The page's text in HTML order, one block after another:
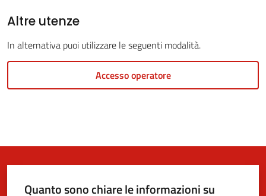
Servizi
line
Tutti
Altre utenze
In alternativa puoi utilizzare le seguenti modalità.
Accesso operatore
Quanto sono chiare le informazioni su